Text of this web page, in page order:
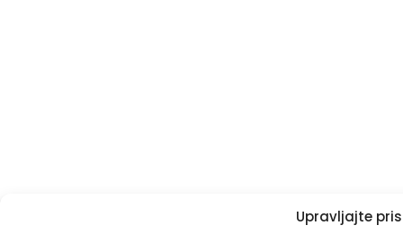
Upravljajte